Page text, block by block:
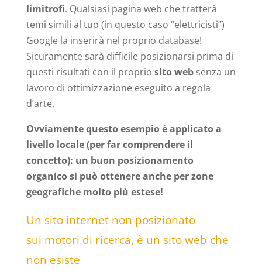
limitrofi. Qualsiasi pagina web che tratterà
temi simili al tuo (in questo caso “elettricisti”)
Google la inserirà nel proprio database!
Sicuramente sarà difficile posizionarsi prima di
questi risultati con il proprio sito websenza un
lavoro di ottimizzazione eseguito a regola
d’arte.
Ovviamente questo esempio è applicato a
livello locale (per far comprendere il
concetto): un buon posizionamento
organico si può ottenere anche per zone
geografiche molto più estese!
Un sito internet non posizionato
sui motori di ricerca, è un sito web che
non esiste